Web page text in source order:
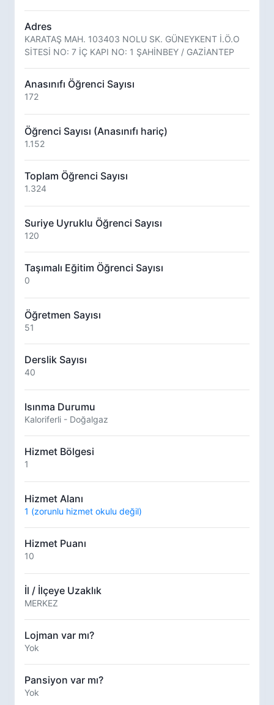
Adres
KARATAŞ MAH. 103403 NOLU SK. GÜNEYKENT İ.Ö.O
SİTESİ NO: 7 İÇ KAPI NO: 1 ŞAHİNBEY / GAZİANTEP
Anasınıfı Öğrenci Sayısı
172
Öğrenci Sayısı (Anasınıfı hariç)
1.152
Toplam Öğrenci Sayısı
1.324
Suriye Uyruklu Öğrenci Sayısı
120
Taşımalı Eğitim Öğrenci Sayısı
0
Öğretmen Sayısı
51
Derslik Sayısı
40
Isınma Durumu
Kaloriferli - Doğalgaz
Hizmet Bölgesi
1
Hizmet Alanı
1 (zorunlu hizmet okulu değil)
Hizmet Puanı
10
İl / İlçeye Uzaklık
MERKEZ
Lojman var mı?
Yok
Pansiyon var mı?
Yok